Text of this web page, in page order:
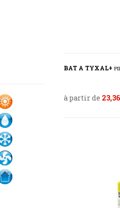
BAT A TYXAL+
à partir de